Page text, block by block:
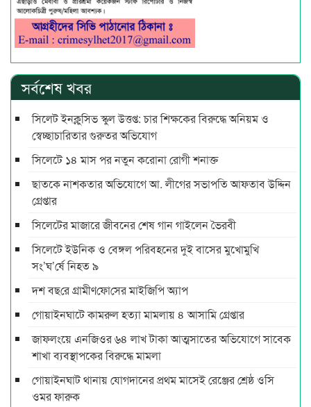
সর্বশেষ খবর
সিলেট ইনক্লুসিভ স্কুল উত্তপ্ত: চার শিক্ষকের বিরুদ্ধে অনিয়ম ও
স্বেচ্ছাচারিতার গুরুতর অভিযোগ
সিলেটে ১৪ মাস পর নতুন করোনা রোগী শনাক্ত
ছাতকে নাশকতার অভিযোগে আ. লীগের সভাপ‌তি আফতাব উদ্দিন
গ্রেপ্তার
সিলেটের মাজারে জীবনের শেষ গান গাইলেন ভৈরবী
সিলেটে ইউনিক ও বেঙ্গল পরিবহনের দুই বাসের মুখোমুখি
সং’ঘ’র্ষে নিহত ৯
দশ বছ‌রে গ্রামীণ‌ফো‌সের মাইজিপি অ্যাপ
গোয়াইনঘাটে কামরুল হত্যা মামলায় ৪ আসামি গ্রেপ্তার
জাফলংয়ে এনজিওর ৬৪ লাখ টাকা আত্মসাতের অভিযোগে সাবেক
শাখা ব্যবস্থাপকের বিরুদ্ধে মামলা
গোয়াইনঘাট থানায় যোগদানের প্রথম মাসেই রেঞ্জের শ্রেষ্ঠ ওসি
ওমর ফারুক